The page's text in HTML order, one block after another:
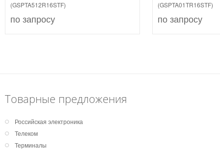
(GSPTA512R16STF)
по запросу
(GSPTA01TR16STF)
по запросу
Товарные предложения
Российская электроника
Телеком
Терминалы